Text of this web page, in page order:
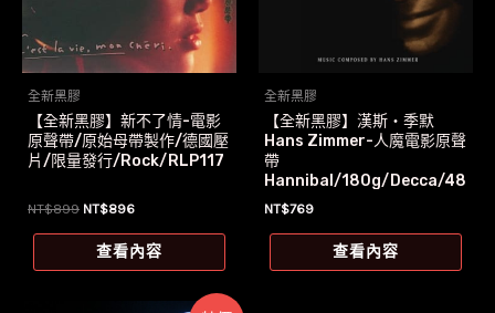
全新黑膠
【全新黑膠】新不了情-電影
原聲帶/原始母帶製作/德國壓
片/限量發行/Rock/RLP117
NT$899 原
格：
NT$896目
價
格：
查看內容
全新黑膠
【全新黑膠】漢斯‧季默
Hans Zimmer-人魔電影原聲
帶
Hannibal/180g/Decca/48
3 2130
NT$769
查看內容